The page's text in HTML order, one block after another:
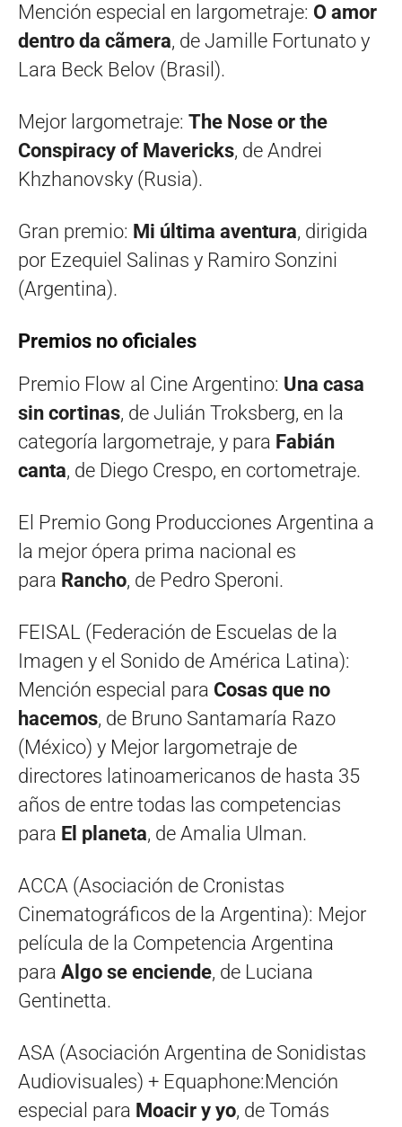
Mención especial en largometraje: O amor
dentro da cãmera, de Jamille Fortunato y
Lara Beck Belov (Brasil).
Mejor largometraje: The Nose or the
Conspiracy of Mavericks, de Andrei
Khzhanovsky (Rusia).
Gran premio: Mi última aventura, dirigida
por Ezequiel Salinas y Ramiro Sonzini
(Argentina).
Premios no oficiales
Premio Flow al Cine Argentino: Una casa
sin cortinas, de Julián Troksberg, en la
categoría largometraje, y para Fabián
canta, de Diego Crespo, en cortometraje.
El Premio Gong Producciones Argentina a
la mejor ópera prima nacional es
para Rancho, de Pedro Speroni.
FEISAL (Federación de Escuelas de la
Imagen y el Sonido de América Latina):
Mención especial para Cosas que no
hacemos, de Bruno Santamaría Razo
(México) y Mejor largometraje de
directores latinoamericanos de hasta 35
años de entre todas las competencias
para El planeta, de Amalia Ulman.
ACCA (Asociación de Cronistas
Cinematográficos de la Argentina): Mejor
película de la Competencia Argentina
para Algo se enciende, de Luciana
Gentinetta.
ASA (Asociación Argentina de Sonidistas
Audiovisuales) + Equaphone:Mención
especial para Moacir y yo, de Tomás